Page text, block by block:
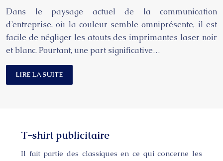
Dans le paysage actuel de la communication
d’entreprise, où la couleur semble omniprésente, il est
facile de négliger les atouts des imprimantes laser noir
et blanc. Pourtant, une part significative…
LIRE LA SUITE
T-shirt publicitaire
Il fait partie des classiques en ce qui concerne les